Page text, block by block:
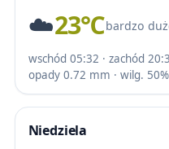
☁️23℃bardzo
wschód 05:32 · zachód
opady 0.72 mm · wilg.
Niedziela